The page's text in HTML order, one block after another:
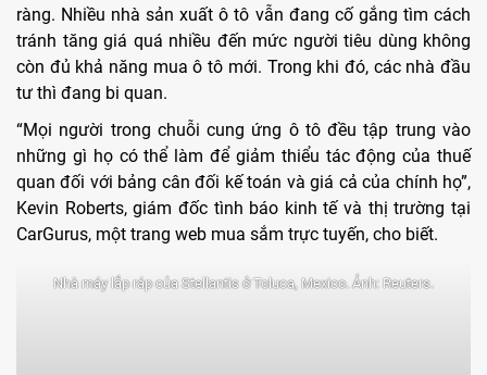
ràng. Nhiều nhà sản xuất ô tô vẫn đang cố gắng tìm cách
tránh tăng giá quá nhiều đến mức người tiêu dùng không
còn đủ khả năng mua ô tô mới. Trong khi đó, các nhà đầu
tư thì đang bi quan.
“Mọi người trong chuỗi cung ứng ô tô đều tập trung vào
những gì họ có thể làm để giảm thiểu tác động của thuế
quan đối với bảng cân đối kế toán và giá cả của chính họ”,
Kevin Roberts, giám đốc tình báo kinh tế và thị trường tại
CarGurus, một trang web mua sắm trực tuyến, cho biết.
Nhà máy lắp ráp của Stellantis ở Toluca, Mexico. Ảnh: Reuters.